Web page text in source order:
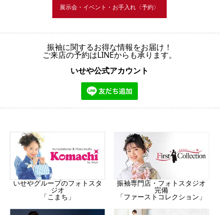
展示会・イベント・お手入れ〈予約〉
振袖に関するお得な情報をお届け！
ご来店の予約はLINEからも承ります。
いせや公式アカウント
いせやグループのフォトスタ
ジオ
「こまち」
振袖専門店・フォトスタジオ
完備
「ファーストコレクション」